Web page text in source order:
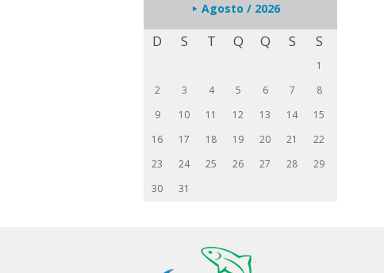
Agosto / 2026
D S T Q Q S S
1
2
3 4 5 6 7
8
9
10 11 12 13 14
15
16
17 18 19 20 21
22
23
24 25 26 27 28
29
30
31